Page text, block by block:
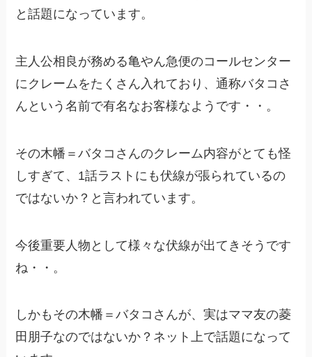
と話題になっています。
主人公相良が務める亀やん急便のコールセンター
にクレームをたくさん入れており、通称バタコさ
んという名前で有名なお客様なようです・・。
その木幡＝バタコさんのクレーム内容がとても怪
しすぎて、1話ラストにも伏線が張られているの
ではないか？と言われています。
今後重要人物として様々な伏線が出てきそうです
ね・・。
しかもその木幡＝バタコさんが、実はママ友の菱
田朋子なのではないか？ネット上で話題になって